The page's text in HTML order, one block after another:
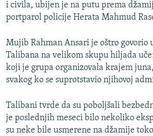
i civila, ubijen je na putu prema
portparol policije Herata Mahmud
Mujib Rahman Ansari je oštro govorio
Talibana na velikom skupu hiljada
koji je grupa organizovala krajem
svakog ko se suprotstavio njihovoj
Talibani tvrde da su poboljšali
je poslednjih meseci bilo nekoliko
su neke bile usmerene na džamije